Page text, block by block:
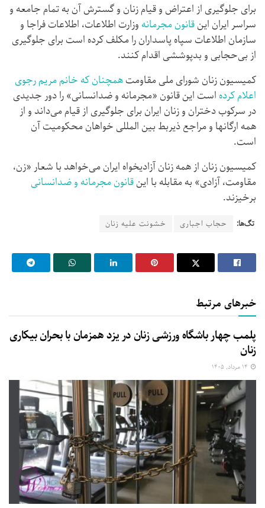
برای جلوگیری از اعتراض و قیام زنان و گسترش آن به تمام جامعه و
سراسر ایران اینقانون مجرمانهوزارت اطلاعات، اطلاعات فراجا و
سازمان اطلاعات سپاه پاسداران را مکلف کرده است برای جلوگیری
از بی‌حجابی و بدپوششی اقدام کنند.
کمیسیون زنان شورای ملی مقاومتهمچنان‌ که خانم مریم رجوی
اعلام کرده است این قانون «مجرمانه و ضدانسانی» را دور جدیدی
در سرکوب دختران و زنان ایران برای جلوگیری از قیام می‌داند و از
همه ارگانها و مراجع ذیربط بین المللی خواهان محکومیت آن
است.
کمیسیون زنان از همه زنان آزادیخواه ایران می‌خواهد با شعار «زن،
مقاومت، آزادی» به مقابله با اینقانون مجرمانه و ضدانسانی
برخیزند.
تگ‌ها: حجاب اجباری خشونت علیه زنان
خبرهای مرتبط
پلمب چهار باشگاه ورزشی زنان در یزد همزمان با بحران بیکاری
زنان